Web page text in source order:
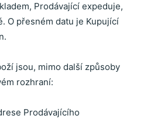
Prodávající expeduje,
O přesném datu je Kupující
jsou, mimo další způsoby
rozhraní:
Prodávajícího